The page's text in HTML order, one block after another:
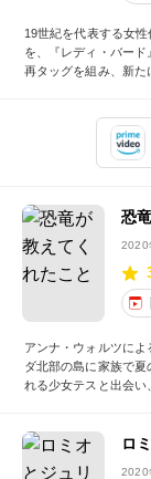
19世紀を代表する女
を、『レディ・バー
再タッグを組み、新た
恐
2020
アンナ・ウォルツに
ダ北部の島に家族で
れる少女テスと出会い
ロ
2020